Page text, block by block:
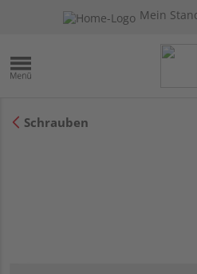
Mein
Schrauben